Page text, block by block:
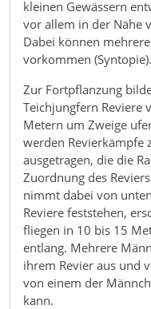
kleinen Gewässern
vor allem in der Nähe
Dabei können mehrere
vorkommen (Syntopie).
Zur Fortpflanzung
Teichjungfern Reviere
Metern um Zweige
werden Revierkämpfe
ausgetragen, die die
Zuordnung des
nimmt dabei von
Reviere feststehen,
fliegen in 10 bis 15
entlang. Mehrere
ihrem Revier aus und
von einem der
kann.